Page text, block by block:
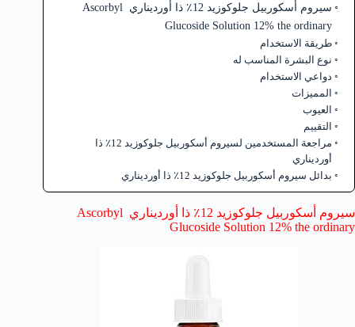
سيروم أسكوربيل جلوكوزيد 12٪ ذا أورديناري Ascorbyl
Glucoside Solution 12% the ordinary
طريقة الاستخدام
نوع البشرة المناسب له
دواعي الاستخدام
المميزات
العيوب
التقييم
مراجعة المستخدمين لسيروم أسكوربيل جلوكوزيد 12٪ ذا
أورديناري
بدائل سيروم أسكوربيل جلوكوزيد 12٪ ذا أورديناري
سيروم أسكوربيل جلوكوزيد 12٪ ذا أورديناري Ascorbyl
Glucoside Solution 12% the ordinary